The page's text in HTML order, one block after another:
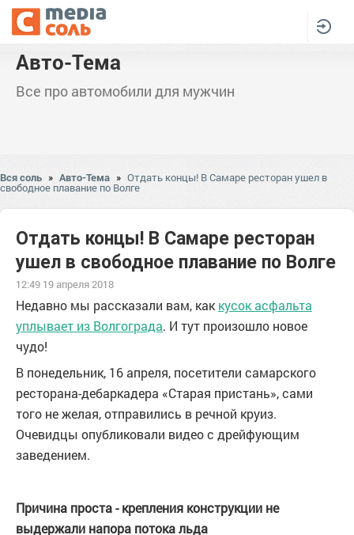
Авто-Тема
Все про автомобили для мужчин
Вся соль » Авто-Тема » Отдать концы! В Самаре ресторан ушел в
свободное плавание по Волге
Отдать концы! В Самаре ресторан
ушел в свободное плавание по Волге
12:49 19 апреля 2018
Недавно мы рассказали вам, как кусок асфальта
уплывает из Волгограда. И тут произошло новое
чудо!
В понедельник, 16 апреля, посетители самарского
ресторана-дебаркадера «Старая пристань», сами
того не желая, отправились в речной круиз.
Очевидцы опубликовали видео с дрейфующим
заведением.
Причина проста - крепления конструкции не
выдержали напора потока льда